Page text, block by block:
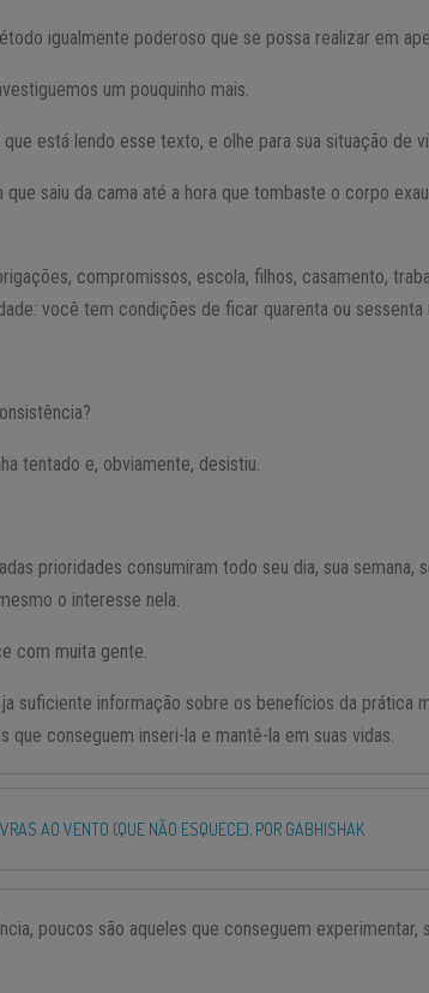
igualmente poderoso que se possa realizar em
um pouquinho mais.
que está lendo esse texto, e olhe para sua situação de
saiu da cama até a hora que tombaste o corpo
compromissos, escola, filhos, casamento,
você tem condições de ficar quarenta ou
tentado e, obviamente, desistiu.
prioridades consumiram todo seu dia, sua semana,
o interesse nela.
com muita gente.
suficiente informação sobre os benefícios da prática
que conseguem inseri-la e mantê-la em suas vidas.
AO VENTO (QUE NÃO ESQUECE), POR GABHISHAK
poucos são aqueles que conseguem